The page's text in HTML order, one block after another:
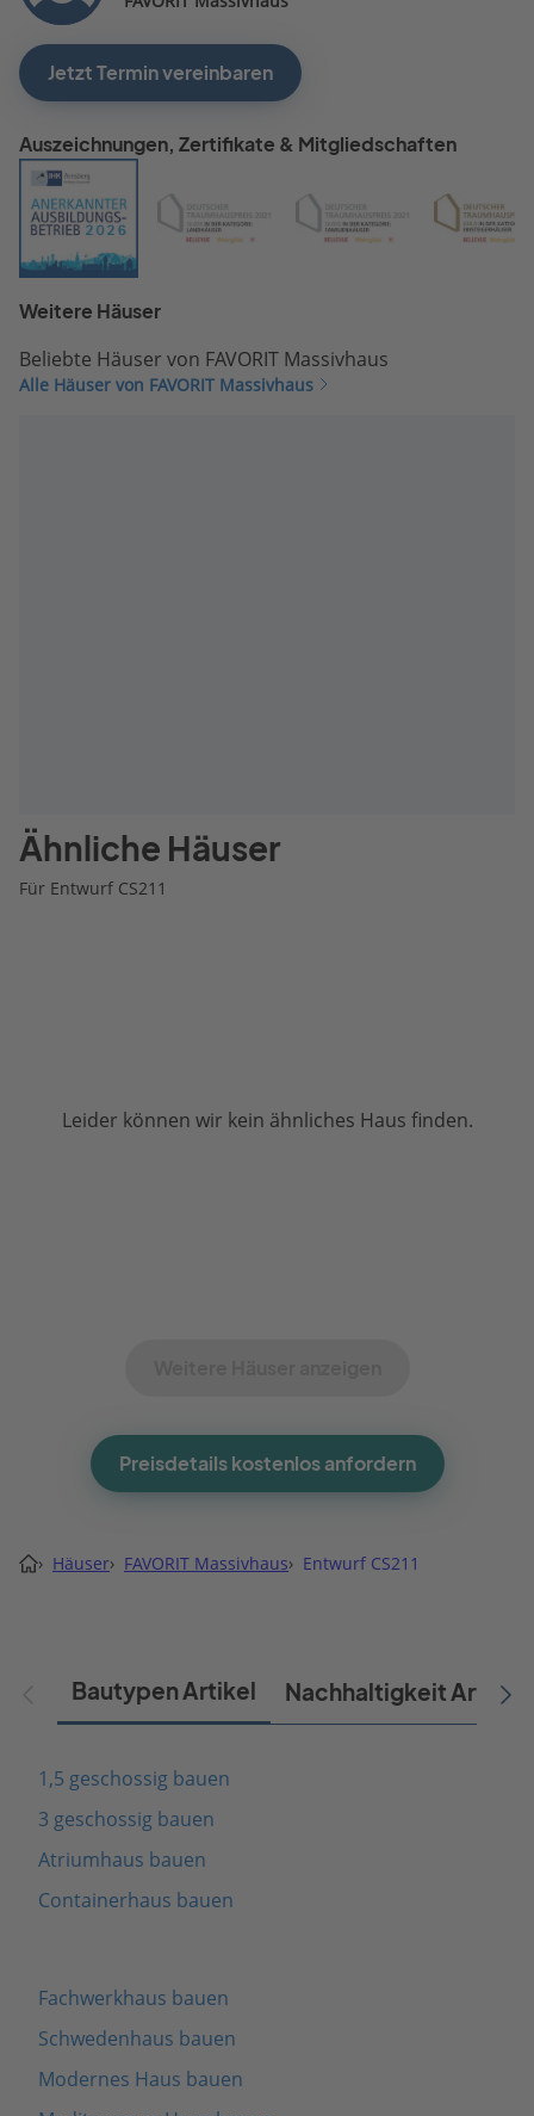
m.M. mit dem Portfolio
anfangen, wenn der
stimmen würde. Ich habe
wenig Haus für´s Geld
bekommt. Ich werde mein
Jetzt Termin vereinbaren
Auszeichnungen, Zertifikate & Mitgliedschaften
Weitere Häuser
Beliebte Häuser von FAVORIT Massivhaus
Alle Häuser von FAVORIT Massivhaus
Ähnliche Häuser
Für Entwurf CS211
Leider können wir kein ähnliches Haus finden.
Preisdetails kostenlos anfordern
› Häuser› FAVORIT Massivhaus› Entwurf CS211
Bautypen Artikel Nachhaltigkeit Artikel
1,5 geschossig bauen
3 geschossig bauen
Atriumhaus bauen
Containerhaus bauen
Fachwerkhaus bauen
Schwedenhaus bauen
Modernes Haus bauen